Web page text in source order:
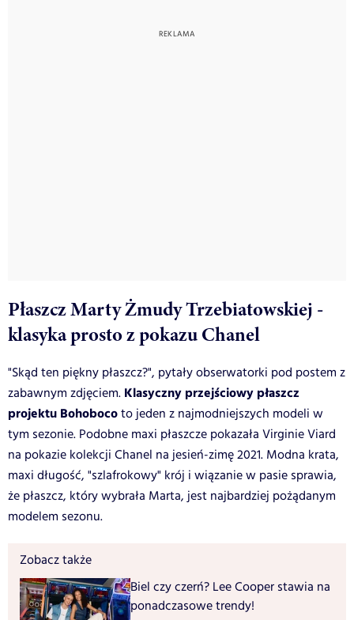
Płaszcz Marty Żmudy Trzebiatowskiej -
klasyka prosto z pokazu Chanel
"Skąd ten piękny płaszcz?", pytały obserwatorki pod postem z
zabawnym zdjęciem. Klasyczny przejściowy płaszcz
projektu Bohobocoto jeden z najmodniejszych modeli w
tym sezonie. Podobne maxi płaszcze pokazała Virginie Viard
na pokazie kolekcji Chanel na jesień-zimę 2021. Modna krata,
maxi długość, "szlafrokowy" krój i wiązanie w pasie sprawia,
że płaszcz, który wybrała Marta, jest najbardziej pożądanym
modelem sezonu.
Zobacz także
Biel czy czerń? Lee Cooper stawia na
ponadczasowe trendy!